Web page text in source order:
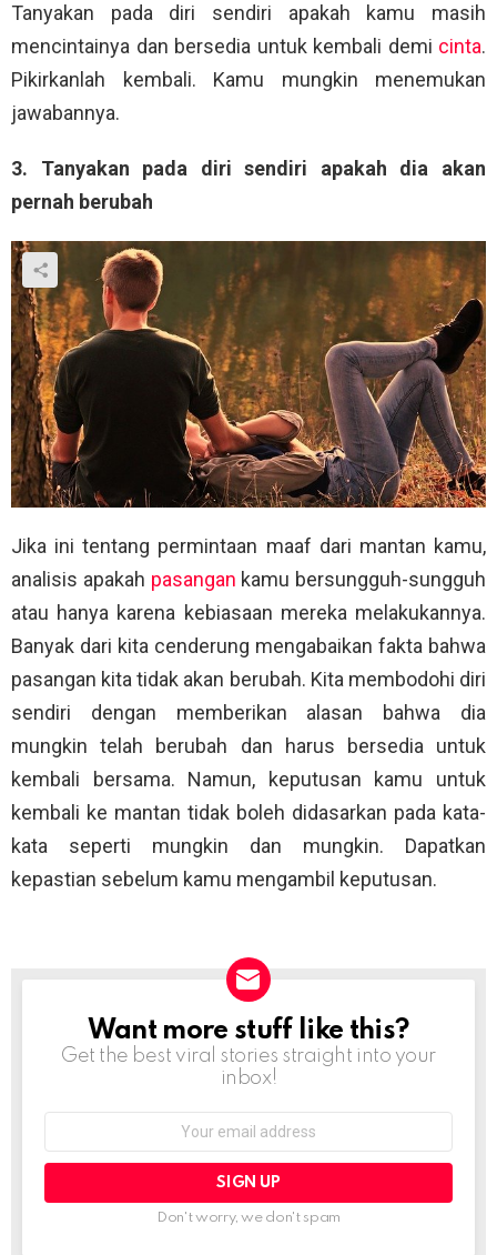
Tanyakan pada diri sendiri apakah kamu masih
mencintainya dan bersedia untuk kembali demi cinta.
Pikirkanlah kembali. Kamu mungkin menemukan
jawabannya.
3. Tanyakan pada diri sendiri apakah dia akan
pernah berubah
Jika ini tentang permintaan maaf dari mantan kamu,
analisis apakah pasangan kamu bersungguh-sungguh
atau hanya karena kebiasaan mereka melakukannya.
Banyak dari kita cenderung mengabaikan fakta bahwa
pasangan kita tidak akan berubah. Kita membodohi diri
sendiri dengan memberikan alasan bahwa dia
mungkin telah berubah dan harus bersedia untuk
kembali bersama. Namun, keputusan kamu untuk
kembali ke mantan tidak boleh didasarkan pada kata-
kata seperti mungkin dan mungkin. Dapatkan
kepastian sebelum kamu mengambil keputusan.
NEWSLETTER
Want more stuff like this?
Get the best viral stories straight into your
inbox!
Don't worry, we don't spam